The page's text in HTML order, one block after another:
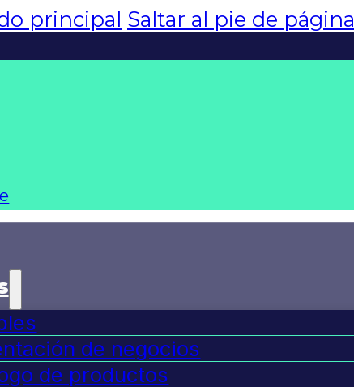
principal Saltar al pie de página
de negocios
de productos